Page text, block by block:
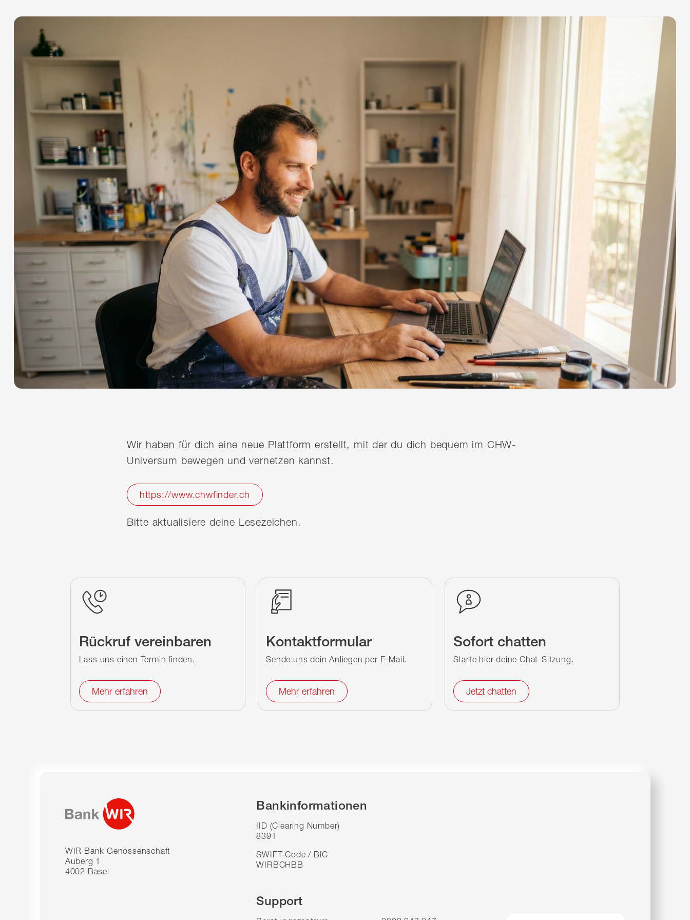
Wir haben für dich eine neue Plattform erstellt, mit der du dich bequem im CHW-
Universum bewegen und vernetzen kannst.
https://www.chwfinder.ch
Bitte aktualisiere deine Lesezeichen.
Rückruf vereinbaren
Lass uns einen Termin finden.
Mehr erfahren
Kontaktformular
Sende uns dein Anliegen per E-Mail.
Mehr erfahren
Sofort chatten
Starte hier deine Chat-Sitzung.
Jetzt chatten
WIR Bank Genossenschaft
Auberg 1
4002 Basel
Bankinformationen
IID (Clearing Number)
8391
SWIFT-Code / BIC
WIRBCHBB
Support